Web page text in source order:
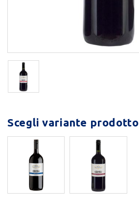
Scegli variante prodotto